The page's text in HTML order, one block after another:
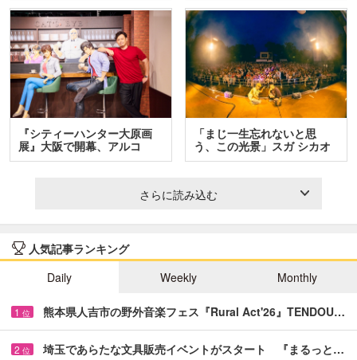
『シティーハンター大原画
展』大阪で開幕、アルコ
＆…
「まじ一生忘れないと思
う、この光景」スガ シカオ
と…
さらに読み込む
人気記事ランキング
Daily
Weekly Monthly
1 位 熊本県人吉市の野外音楽フェス『Rural Act'26』TENDOU…
2 位 埼玉であらたな文具販売イベントがスタート 『まるっと…